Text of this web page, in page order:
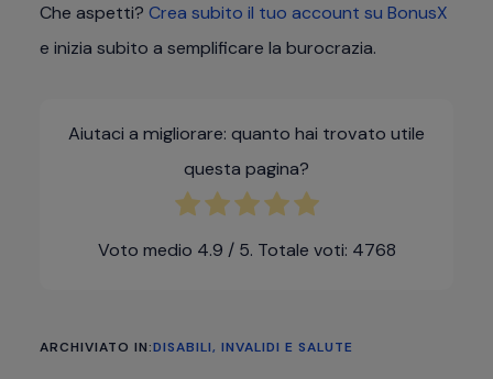
Che aspetti? Crea subito il tuo account su BonusX
e inizia subito a semplificare la burocrazia.
Aiutaci a migliorare: quanto hai trovato utile
questa pagina?
Voto medio 4.9 / 5. Totale voti: 4768
ARCHIVIATO IN:DISABILI, INVALIDI E SALUTE